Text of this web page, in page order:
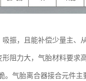
振，且能补偿少量主、
阻力大，气胎材料要求
气胎离合器接合元件主